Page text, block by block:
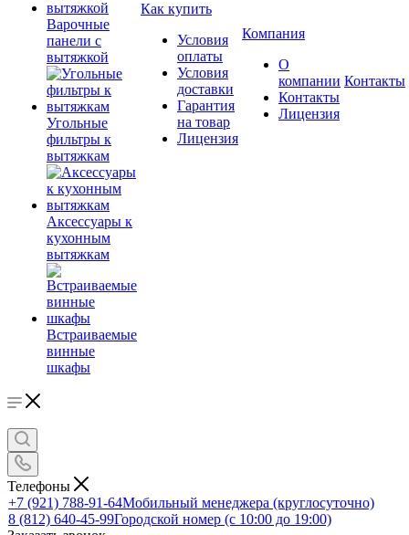
Варочные
панели с
вытяжкой
Угольные
фильтры к
вытяжкам
Аксессуары к
кухонным
вытяжкам
Встраиваемые
винные
шкафы
Как купить
Условия
оплаты
Условия
доставки
Гарантия
на товар
Лицензия
Компания
О
компании
Контакты
Лицензия
Контакты
Телефоны
+7 (921) 788-91-64Мобильный менеджера (круглосуточно)
8 (812) 640-45-99Городской номер (с 10:00 до 19:00)